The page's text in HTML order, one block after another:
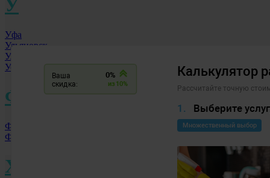
У
Уфа
Ульяновск
Улан-Удэ
Уссурийск
Ф
Фролово
Фрязино
Х